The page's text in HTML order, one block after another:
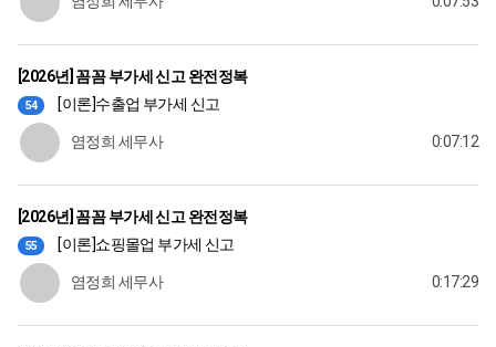
[2026년] 꼼꼼 부가세 신고 완전정복
54 [이론]수출업 부가세 신고
염정희 세무사 0:07:12
[2026년] 꼼꼼 부가세 신고 완전정복
55 [이론]쇼핑몰업 부가세 신고
염정희 세무사 0:17:29